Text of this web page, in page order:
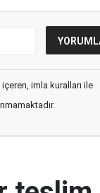
imla kuralları ile